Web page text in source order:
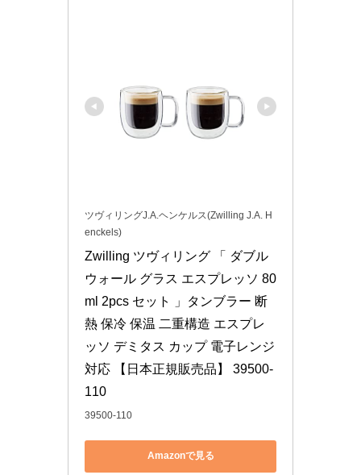
ツヴィリングJ.A.ヘンケルス(Zwilling J.A. H
enckels)
Zwilling ツヴィリング 「 ダブル
ウォール グラス エスプレッソ 80
ml 2pcs セット 」タンブラー 断
熱 保冷 保温 二重構造 エスプレ
ッソ デミタス カップ 電子レンジ
対応 【日本正規販売品】 39500-
110
39500-110
Amazonで見る